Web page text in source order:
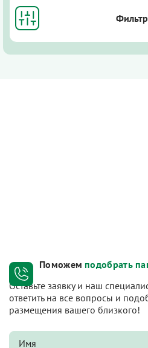
Поможем подобрать
Оставьте заявку и наш
ответить на все вопросы и
размещения вашего близкого!